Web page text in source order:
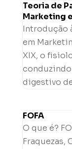
Teoria de
Marketing
Introdução
em
XIX, o
digestivo de
FOFA
O que é?
Fraquezas,